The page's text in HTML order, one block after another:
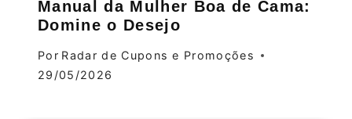
Manual da Mulher Boa de Cama:
Domine o Desejo
Por Radar de Cupons e Promoções
29/05/2026